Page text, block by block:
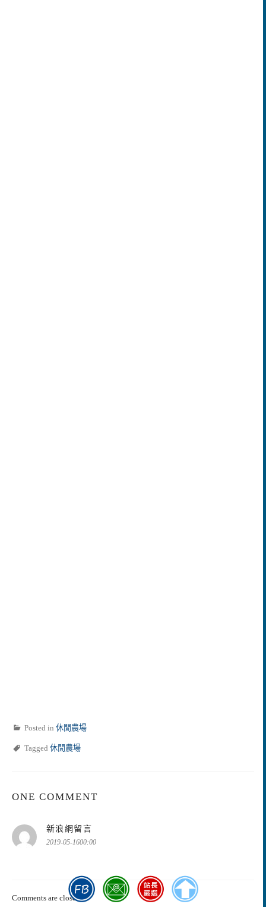
Posted in 休閒農場
Tagged 休閒農場
ONE COMMENT
新浪網留言
示:
2019-05-1600:00
Comments are closed.